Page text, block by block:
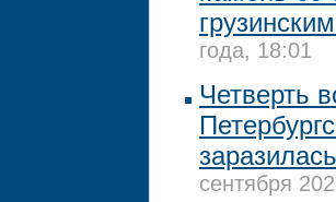
года, 18:01
Четверть
сентября